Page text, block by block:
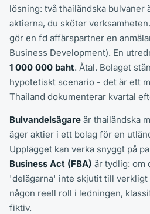
lösning: två thailändska bulvaner
aktierna, du sköter
gör en fd affärspartner en
Business Development). En
1 000 000 baht. Åtal. Bolaget
hypotetiskt scenario - det är ett
Thailand dokumenterar kvartal
Bulvandelsägare är thailändska
äger aktier i ett bolag för en
Upplägget kan verka snyggt på
Business Act (FBA) är tydlig: om
'delägarna' inte skjutit till verkligt
någon reell roll i ledningen,
fiktiv.